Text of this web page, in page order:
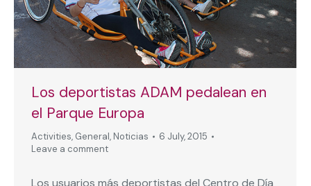
Los deportistas ADAM pedalean en
el Parque Europa
Activities, General, Noticias
6 July, 2015
Leave a comment
Los usuarios más deportistas del Centro de Día